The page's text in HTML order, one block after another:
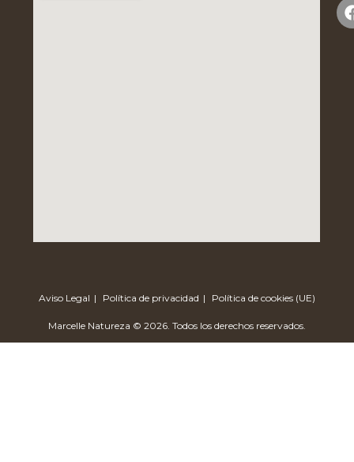
Aviso Legal Política de privacidad Política de cookies (UE)
Marcelle Natureza © 2026. Todos los derechos reservados.